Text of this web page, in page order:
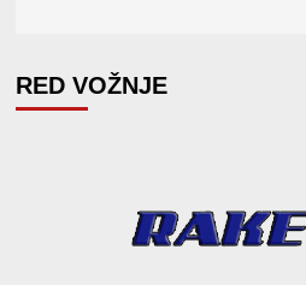
RED VOŽNJE